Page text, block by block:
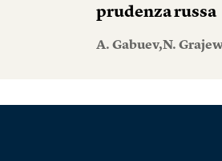
prudenza russa
A. Gabuev,N.